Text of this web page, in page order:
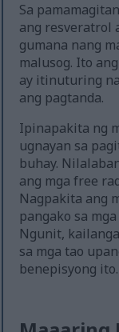
Sa
ang resveratrol
gumana nang
malusog. Ito
ay itinuturing
ang pagtanda.
Ipinapakita ng
ugnayan sa
buhay.
ang mga free
Nagpakita ang
pangako sa
Ngunit,
sa mga tao
benepisyong ito.